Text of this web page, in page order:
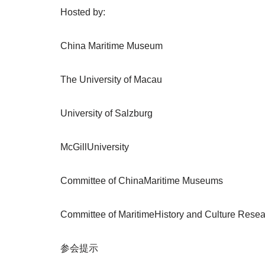
Hosted by:
China Maritime Museum
The University of Macau
University of Salzburg
McGillUniversity
Committee of ChinaMaritime Museums
Committee of MaritimeHistory and Culture
参会提示